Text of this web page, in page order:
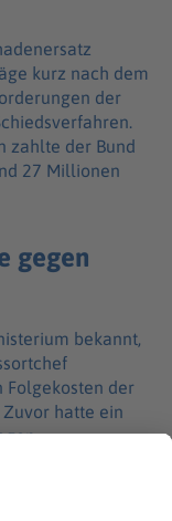
kurz nach dem
der
zahlte der Bund
27 Millionen
gegen
bekannt,
Folgekosten der
hatte ein
wegen zu
Minister
Auftrag